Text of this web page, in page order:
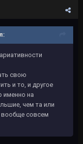
свою
и то, и другое
именно на
чем та или
вообще совсем